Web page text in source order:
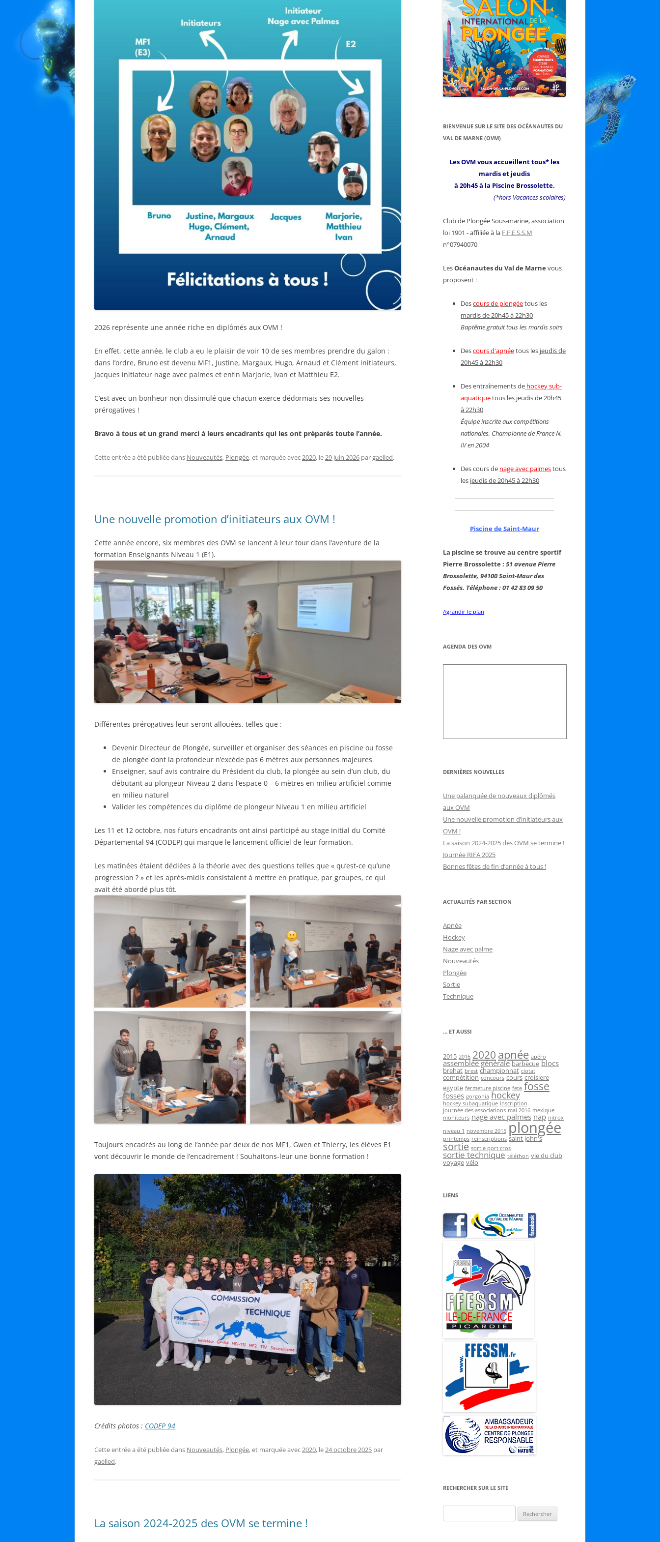
2026 représente une année riche en diplômés aux OVM !
En effet, cette année, le club a eu le plaisir de voir 10 de ses membres prendre du galon :
dans l’ordre, Bruno est devenu MF1, Justine, Margaux, Hugo, Arnaud et Clément initiateurs,
Jacques initiateur nage avec palmes et enfin Marjorie, Ivan et Matthieu E2.
C’est avec un bonheur non dissimulé que chacun exerce dédormais ses nouvelles
prérogatives !
Bravo à tous et un grand merci à leurs encadrants qui les ont préparés toute l’année.
Cette entrée a été publiée dans Nouveautés, Plongée, et marquée avec2020, le29 juin 2026 pargaelled.
Une nouvelle promotion d’initiateurs aux OVM !
Cette année encore, six membres des OVM se lancent à leur tour dans l’aventure de la
formation Enseignants Niveau 1 (E1).
Différentes prérogatives leur seront allouées, telles que :
Devenir Directeur de Plongée, surveiller et organiser des séances en piscine ou fosse
de plongée dont la profondeur n’excède pas 6 mètres aux personnes majeures
Enseigner, sauf avis contraire du Président du club, la plongée au sein d’un club, du
débutant au plongeur Niveau 2 dans l’espace 0 – 6 mètres en milieu artificiel comme
en milieu naturel
Valider les compétences du diplôme de plongeur Niveau 1 en milieu artificiel
Les 11 et 12 octobre, nos futurs encadrants ont ainsi participé au stage initial du Comité
Départemental 94 (CODEP) qui marque le lancement officiel de leur formation.
Les matinées étaient dédiées à la théorie avec des questions telles que « qu’est-ce qu’une
progression ? » et les après-midis consistaient à mettre en pratique, par groupes, ce qui
avait été abordé plus tôt.
Toujours encadrés au long de l’année par deux de nos MF1, Gwen et Thierry, les élèves E1
vont découvrir le monde de l’encadrement ! Souhaitons-leur une bonne formation !
Crédits photos : CODEP 94
Cette entrée a été publiée dans Nouveautés, Plongée, et marquée avec2020, le24 octobre 2025 par
gaelled.
La saison 2024-2025 des OVM se termine !
BIENVENUE SUR LE SITE DES OCÉANAUTES DU
VAL DE MARNE (OVM)
Les OVM vous accueillent tous* les
mardis et jeudis
à 20h45 à la Piscine Brossolette.
(*hors Vacances scolaires)
Club de Plongée Sous-marine, association
loi 1901 - affiliée à la F.F.E.S.S.M
n°07940070
LesOcéanautes du Val de Marne vous
proposent :
Descours de plongéetous les
mardis de 20h45 à 22h30
Baptême gratuit tous les mardis soirs
Descours d'apnéetous les jeudis de
20h45 à 22h30
Des entraînements de hockey sub-
aquatiquetous les jeudis de 20h45
à 22h30
Équipe inscrite aux compétitions
nationales, Championne de France N.
IV en 2004
Des cours de nage avec palmestous
les jeudis de 20h45 à 22h30
Piscine de Saint-Maur
La piscine se trouve au centre sportif
Pierre Brossolette : 51 avenue Pierre
Brossolette, 94100 Saint-Maur des
Fossés. Téléphone : 01 42 83 09 50
Agrandir le plan
AGENDA DES OVM
DERNIÈRES NOUVELLES
Une palanquée de nouveaux diplômés
aux OVM
Une nouvelle promotion d’initiateurs aux
OVM !
La saison 2024-2025 des OVM se termine !
Journée RIFA 2025
Bonnes fêtes de fin d’année à tous !
ACTUALITÉS PAR SECTION
Apnée
Hockey
Nage avec palme
Nouveautés
Plongée
Sortie
Technique
… ET AUSSI
2015 2016 2020 apnée apéro
assemblée générale barbecue blocs
brehat brest championnat ciotat
compétition concours cours croisiere
egypte fermeture piscine fete fosse
fosses gorgonia hockey
hockey subaquatique inscription
journée des associations mai 2016 mexique
moniteurs nage avec palmes nap nitrox
niveau 1 novembre 2015 plongée
printemps reinscriptions saint john's
sortie sortie port cros
sortie technique téléthon vie du club
voyage vélo
LIENS
RECHERCHER SUR LE SITE